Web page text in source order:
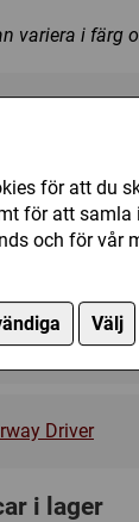
för att du
för att samla
och för vår
Välj
variera i färg
Driver
i lager